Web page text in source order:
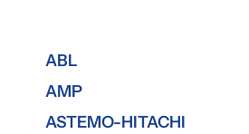
ABL
AMP
ASTEMO-HITACHI